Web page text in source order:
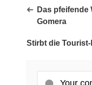
Das pfeifende
Gomera
Stirbt die